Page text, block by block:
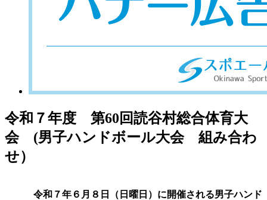
令和７年度 第60回読谷村総合体育大
会 (男子ハンドボール大会 組み合わ
せ）
令和７年６月８日（日曜日）に開催される男子ハンド